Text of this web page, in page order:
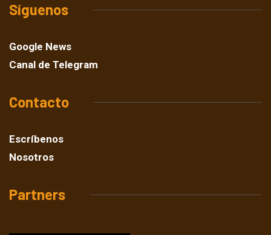
Síguenos
Google News
Canal de Telegram
Contacto
Escríbenos
Nosotros
Partners